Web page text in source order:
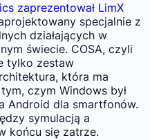
zaprezentował LimX
specjalnie z
działających w
świecie. COSA, czyli
tylko zestaw
która ma
czym Windows był
Android dla smartfonów.
symulacją a
końcu się zatrze.